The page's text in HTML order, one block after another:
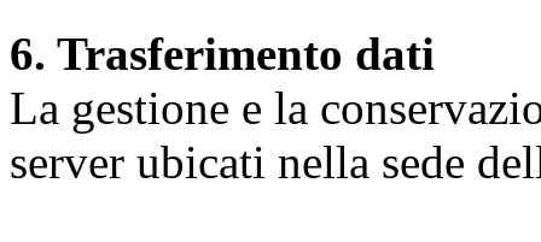
6. Trasferimento dati
La gestione e la
server ubicati nella sede